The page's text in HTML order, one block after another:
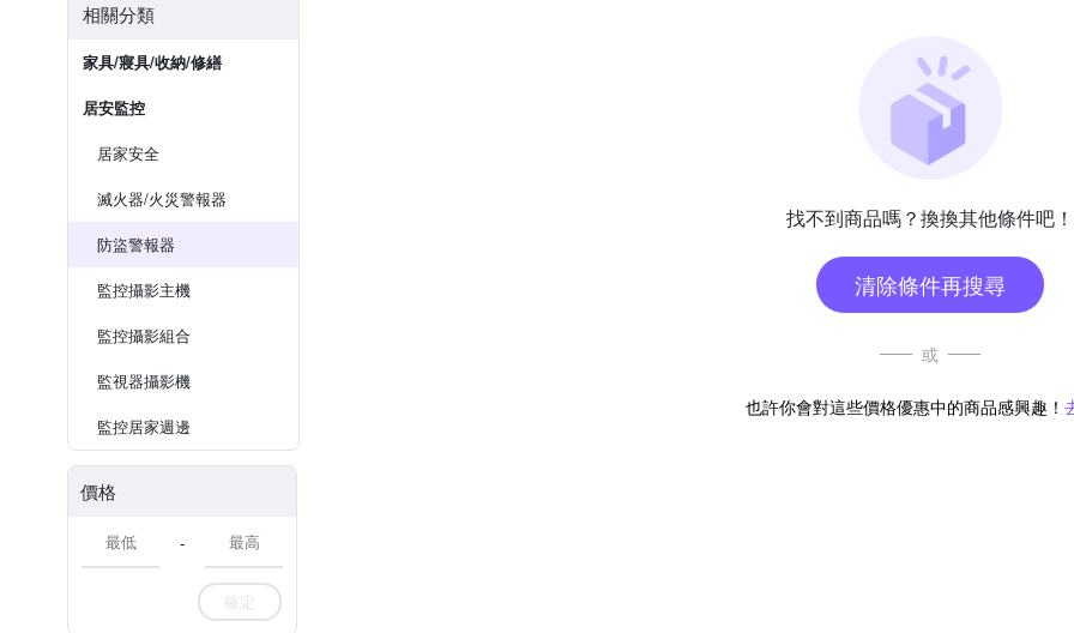
相關分類
家具/寢具/收納/修繕
居安監控
居家安全
滅火器/火災警報器
防盜警報器
監控攝影主機
監控攝影組合
監視器攝影機
監控居家週邊
價格
-
確定
找不到商品嗎？換換其他條件吧！
清除條件再搜尋
或
也許你會對這些價格優惠中的商品感興趣！